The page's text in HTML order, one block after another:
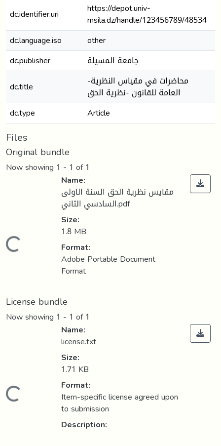
dc.identifier.uri
https://depot.univ-
msila.dz/handle/123456789/48534
dc.language.iso
other
dc.publisher
جامعة المسيلة
dc.title
-محاضرات في مقياس النظرية
العامة للقانون -نظرية الحق
dc.type
Article
Files
Original bundle
Now showing 1 - 1 of 1
Loading...
Name:
مقايس نظرية الحق السنة الاولى
السادسي الثاني.pdf
Size:
1.8 MB
Format:
Adobe Portable Document
Format
License bundle
Now showing 1 - 1 of 1
Loading...
Name:
license.txt
Size:
1.71 KB
Format:
Item-specific license agreed upon
to submission
Description: